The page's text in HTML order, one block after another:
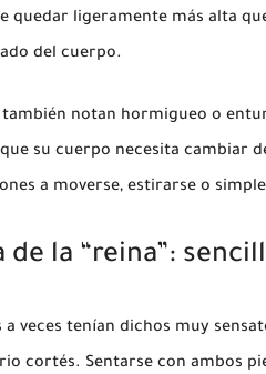
quedar ligeramente más alta
del cuerpo.
notan hormigueo o
su cuerpo necesita cambiar
a moverse, estirarse o
de la “reina”:
a veces tenían dichos muy
cortés. Sentarse con ambos